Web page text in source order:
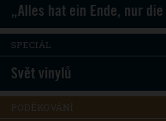
„Alles hat ein Ende, nur
SPECIÁL
Svět vinylů
PODĚKOVÁNÍ